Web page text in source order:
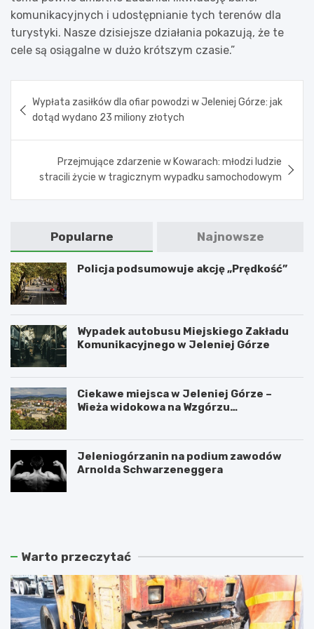
komunikacyjnych i udostępnianie tych terenów dla
turystyki. Nasze dzisiejsze działania pokazują, że te
cele są osiągalne w dużo krótszym czasie.”
wpisu
Wypłata zasiłków dla ofiar powodzi w Jeleniej Górze: jak
dotąd wydano 23 miliony złotych
Przejmujące zdarzenie w Kowarach: młodzi ludzie
stracili życie w tragicznym wypadku samochodowym
Popularne Najnowsze
Policja podsumowuje akcję „Prędkość”
Wypadek autobusu Miejskiego Zakładu
Komunikacyjnego w Jeleniej Górze
Ciekawe miejsca w Jeleniej Górze –
Wieża widokowa na Wzgórzu
Jeleniogórzanin na podium zawodów
Arnolda Schwarzeneggera
W
l
z
m
m
ł
S
r
k
a
P
o
Warto przeczytać